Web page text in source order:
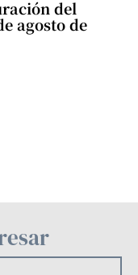
del
agosto de